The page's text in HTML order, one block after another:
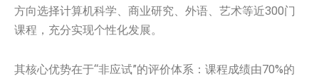
方向选择计算机科学、商业研究、外语、艺术等近300门
课程，充分实现个性化发展。
其核心优势在于“非应试”的评价体系：课程成绩由70%的